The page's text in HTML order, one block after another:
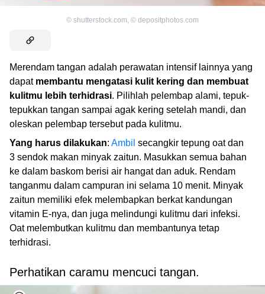
© shutterstock.com, © depositphotos.com
Merendam tangan adalah perawatan intensif lainnya yang
dapat membantu mengatasi kulit kering dan membuat
kulitmu lebih terhidrasi. Pilihlah pelembap alami, tepuk-
tepukkan tangan sampai agak kering setelah mandi, dan
oleskan pelembap tersebut pada kulitmu.
Yang harus dilakukan: Ambil secangkir tepung oat dan
3 sendok makan minyak zaitun. Masukkan semua bahan
ke dalam baskom berisi air hangat dan aduk. Rendam
tanganmu dalam campuran ini selama 10 menit. Minyak
zaitun memiliki efek melembapkan berkat kandungan
vitamin E-nya, dan juga melindungi kulitmu dari infeksi.
Oat melembutkan kulitmu dan membantunya tetap
terhidrasi.
Perhatikan caramu mencuci tangan.